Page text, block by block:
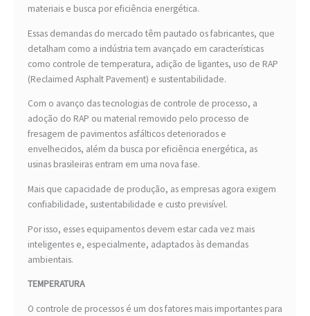
materiais e busca por eficiência energética.
Essas demandas do mercado têm pautado os fabricantes, que
detalham como a indústria tem avançado em características
como controle de temperatura, adição de ligantes, uso de RAP
(Reclaimed Asphalt Pavement) e sustentabilidade.
Com o avanço das tecnologias de controle de processo, a
adoção do RAP ou material removido pelo processo de
fresagem de pavimentos asfálticos deteriorados e
envelhecidos, além da busca por eficiência energética, as
usinas brasileiras entram em uma nova fase.
Mais que capacidade de produção, as empresas agora exigem
confiabilidade, sustentabilidade e custo previsível.
Por isso, esses equipamentos devem estar cada vez mais
inteligentes e, especialmente, adaptados às demandas
ambientais.
TEMPERATURA
O controle de processos é um dos fatores mais importantes para